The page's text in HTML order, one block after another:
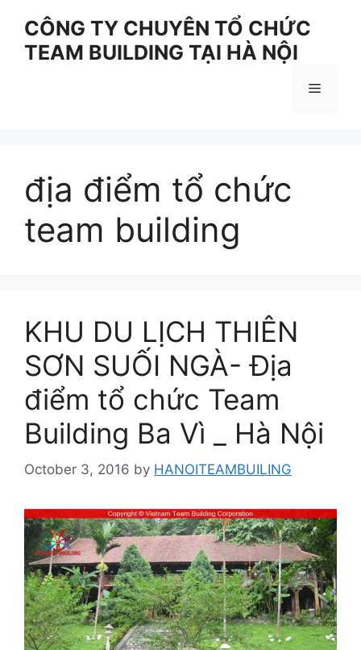
content
CÔNG TY CHUYÊN TỔ CHỨC
TEAM BUILDING TẠI HÀ NỘI
Menu
địa điểm tổ chức
team building
KHU DU LỊCH THIÊN
SƠN SUỐI NGÀ- Địa
điểm tổ chức Team
Building Ba Vì _ Hà Nội
October 3, 2016 by HANOITEAMBUILING